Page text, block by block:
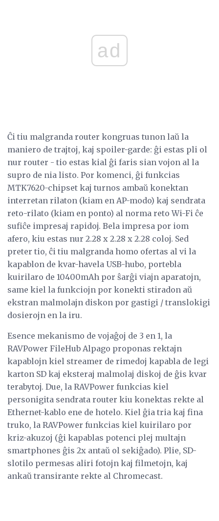
ad
Ĉi tiu malgranda router kongruas tunon laŭ la
maniero de trajtoj, kaj spoiler-garde: ĝi estas pli ol
nur router - tio estas kial ĝi faris sian vojon al la
supro de nia listo. Por komenci, ĝi funkcias
MTK7620-chipset kaj turnos ambaŭ konektan
interretan rilaton (kiam en AP-modo) kaj sendrata
reto-rilato (kiam en ponto) al norma reto Wi-Fi ĉe
sufiĉe impresaj rapidoj. Bela impresa por iom
afero, kiu estas nur 2.28 x 2.28 x 2.28 coloj. Sed
preter tio, ĉi tiu malgranda homo ofertas al vi la
kapablon de kvar-havela USB-hubo, portebla
kuirilaro de 10400mAh por ŝarĝi viajn aparatojn,
same kiel la funkciojn por konekti stiradon aŭ
ekstran malmolajn diskon por gastigi / translokigi
dosierojn en la iru.
Esence mekanismo de vojaĝoj de 3 en 1, la
RAVPower FileHub Alpago proponas rektajn
kapablojn kiel streamer de rimedoj kapabla de legi
karton SD kaj eksteraj malmolaj diskoj de ĝis kvar
terabytoj. Due, la RAVPower funkcias kiel
personigita sendrata router kiu konektas rekte al
Ethernet-kablo ene de hotelo. Kiel ĝia tria kaj fina
truko, la RAVPower funkcias kiel kuirilaro por
kriz-akuzoj (ĝi kapablas potenci plej multajn
smartphones ĝis 2x antaŭ ol sekiĝado). Plie, SD-
slotilo permesas aliri fotojn kaj filmetojn, kaj
ankaŭ transirante rekte al Chromecast.